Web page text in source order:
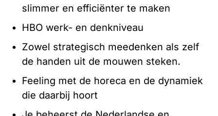
slimmer en efficiënter te maken
HBO werk- en denkniveau
Zowel strategisch meedenken als zelf
de handen uit de mouwen steken.
Feeling met de horeca en de dynamiek
die daarbij hoort